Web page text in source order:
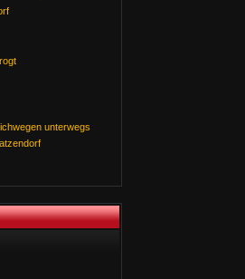
unterwegs